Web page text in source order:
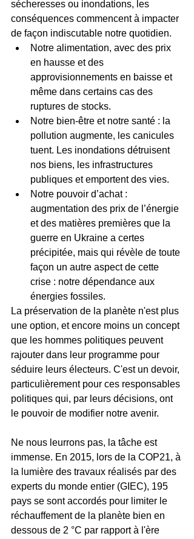
sécheresses ou inondations, les
conséquences commencent à impacter
de façon indiscutable notre quotidien.
Notre alimentation, avec des prix
en hausse et des
approvisionnements en baisse et
même dans certains cas des
ruptures de stocks.
Notre bien-être et notre santé : la
pollution augmente, les canicules
tuent. Les inondations détruisent
nos biens, les infrastructures
publiques et emportent des vies.
Notre pouvoir d’achat :
augmentation des prix de l’énergie
et des matières premières que la
guerre en Ukraine a certes
précipitée, mais qui révèle de toute
façon un autre aspect de cette
crise : notre dépendance aux
énergies fossiles.
La préservation de la planète n'est plus
une option, et encore moins un concept
que les hommes politiques peuvent
rajouter dans leur programme pour
séduire leurs électeurs. C'est un devoir,
particulièrement pour ces responsables
politiques qui, par leurs décisions, ont
le pouvoir de modifier notre avenir.
Ne nous leurrons pas, la tâche est
immense. En 2015, lors de la COP21, à
la lumière des travaux réalisés par des
experts du monde entier (GIEC), 195
pays se sont accordés pour limiter le
réchauffement de la planète bien en
dessous de 2 °C par rapport à l'ère